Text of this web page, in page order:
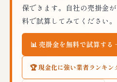
G-4. STEP4：個別案
G-5. STEP5：費用対
🏭 業種別・どちら
H-1. 金融機関（銀行
保できます。自社の売掛金
料で試算してみてください。
📊 売掛金を無料で試算す
🏆 現金化に強い業者ランキン